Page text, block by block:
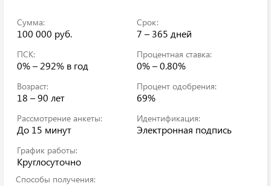
Сумма:
100 000 руб.
Срок:
7 – 365 дней
ПСК:
0% – 292% в год
Процентная ставка:
0% – 0.80%
Возраст:
18 – 90 лет
Процент одобрения:
69%
Рассмотрение анкеты:
До 15 минут
Идентификация:
Электронная подпись
График работы:
Круглосуточно
Способы получения: